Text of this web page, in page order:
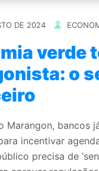
DE 2024
verde
o
Marangon, bancos
incentivar
precisa de